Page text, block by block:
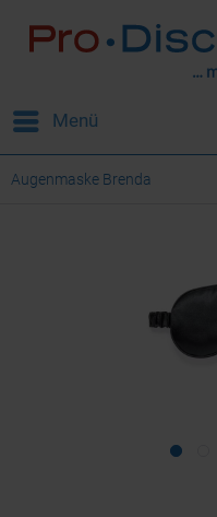
Menü
Augenmaske Brenda